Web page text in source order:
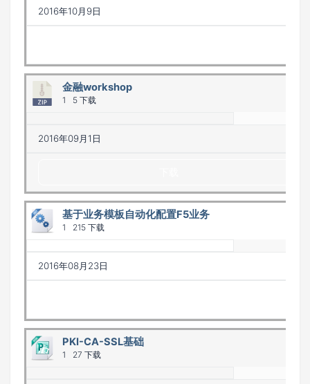
2016年10月9日
金融workshop
1 5 下载
2016年09月1日
基于业务模板自动化配置F5业务
1 215 下载
2016年08月23日
PKI-CA-SSL基础
1 27 下载